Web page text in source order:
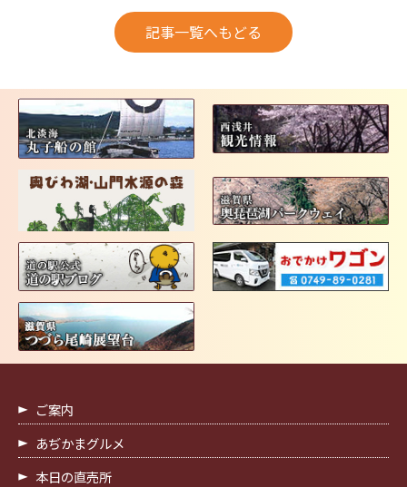
記事一覧へもどる
ご案内
あぢかまグルメ
本日の直売所